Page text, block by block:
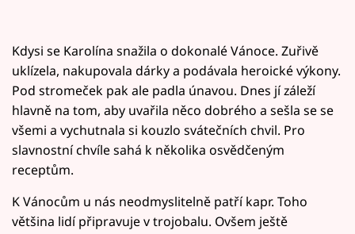
Kdysi se Karolína snažila o dokonalé Vánoce. Zuřivě
uklízela, nakupovala dárky a podávala heroické výkony.
Pod stromeček pak ale padla únavou. Dnes jí záleží
hlavně na tom, aby uvařila něco dobrého a sešla se se
všemi a vychutnala si kouzlo svátečních chvil. Pro
slavnostní chvíle sahá k několika osvědčeným
receptům.
K Vánocům u nás neodmyslitelně patří kapr. Toho
většina lidí připravuje v trojobalu. Ovšem ještě